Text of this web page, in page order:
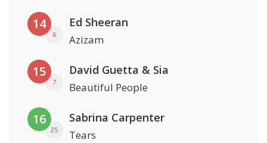
14
6
Ed Sheeran
Azizam
15
7
David Guetta & Sia
Beautiful People
16
25
Sabrina Carpenter
Tears